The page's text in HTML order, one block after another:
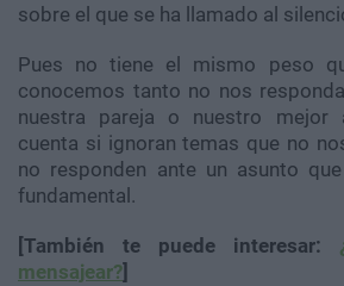
sobre el que se ha llamado al
Pues no tiene el mismo peso
conocemos tanto no nos
nuestra pareja o nuestro mejor
cuenta si ignoran temas que no
no responden ante un asunto
fundamental.
[También te puede interesar:
mensajear?]